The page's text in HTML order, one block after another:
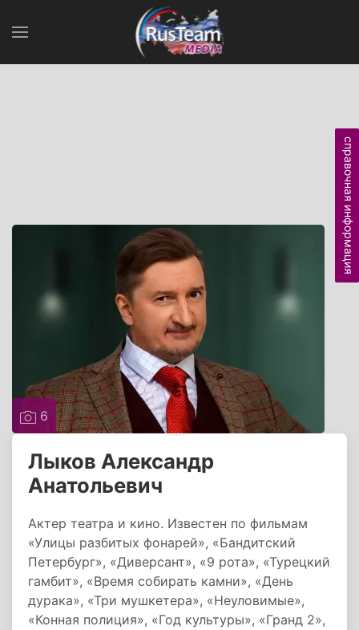
6
Лыков Александр
Анатольевич
Актер театра и кино. Известен по фильмам
«Улицы разбитых фонарей», «Бандитский
Петербург», «Диверсант», «9 рота», «Турецкий
гамбит», «Время собирать камни», «День
дурака», «Три мушкетера», «Неуловимые»,
«Конная полиция», «Год культуры», «Гранд 2»,
справочная информация